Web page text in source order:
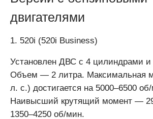
двигателями
1. 520i (520i Business)
Установлен ДВС с 4 цилиндрами и
Объем — 2 литра. Максимальная
л. с.) достигается на 5000–6500
Наивысший крутящий момент —
1350–4250 об/мин.